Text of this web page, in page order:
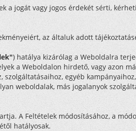
a jogát vagy jogos érdekét sérti,
az általuk adott
) hatálya kizárólag a Weboldalra
a Weboldalon hirdető, vagy azon
egyéb
weboldalak, más jogalanyok
A Feltételek módosításához, a
hatályosak.